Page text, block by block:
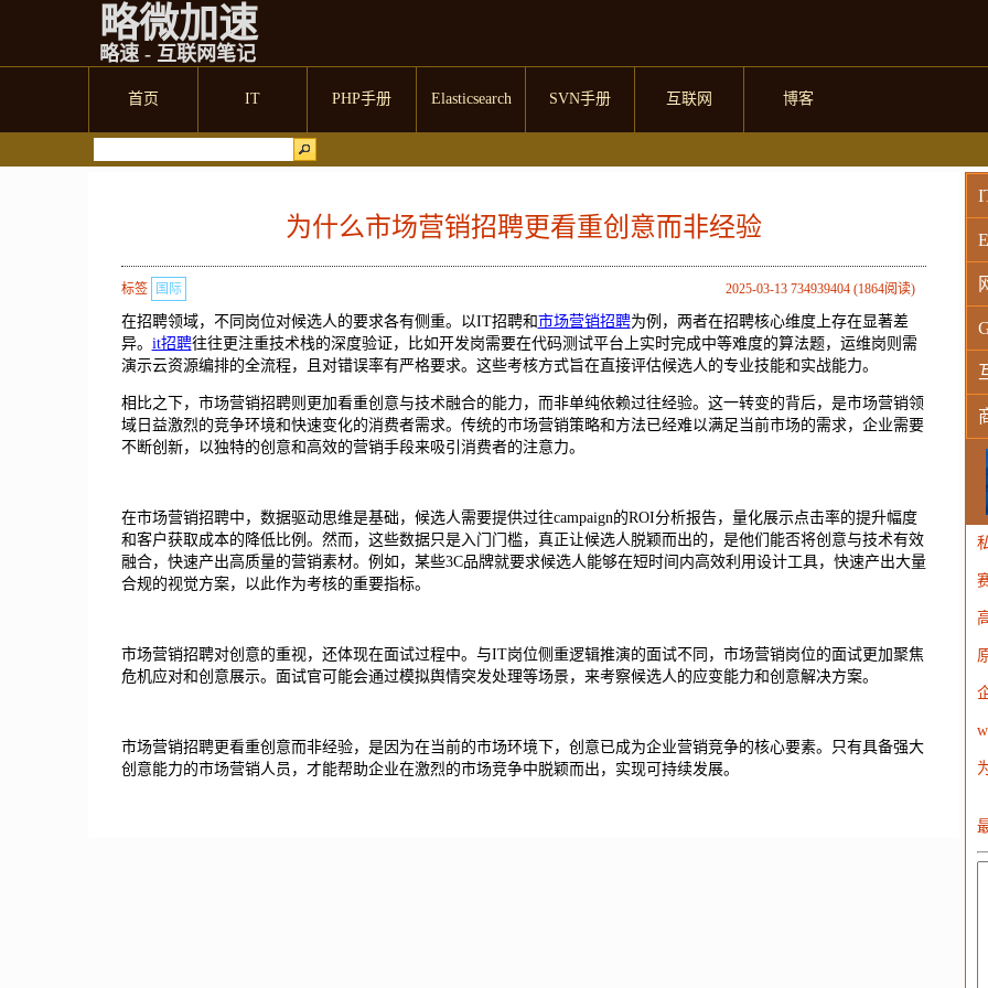
略微加速
略速 - 互联网笔记
首页 IT PHP手册 Elasticsearch SVN手册 互联网 博客
为什么市场营销招聘更看重创意而非经验
2025-03-13 734939404 (1864阅读)
标签 国际
在招聘领域，不同岗位对候选人的要求各有侧重。以IT招聘和市场营销招聘为例，两者在招聘核心维度上存在显著差
异。 it招聘往往更注重技术栈的深度验证，比如开发岗需要在代码测试平台上实时完成中等难度的算法题，运维岗则需
演示云资源编排的全流程，且对错误率有严格要求。这些考核方式旨在直接评估候选人的专业技能和实战能力。
相比之下，市场营销招聘则更加看重创意与技术融合的能力，而非单纯依赖过往经验。这一转变的背后，是市场营销领
域日益激烈的竞争环境和快速变化的消费者需求。传统的市场营销策略和方法已经难以满足当前市场的需求，企业需要
不断创新，以独特的创意和高效的营销手段来吸引消费者的注意力。
在市场营销招聘中，数据驱动思维是基础，候选人需要提供过往campaign的ROI分析报告，量化展示点击率的提升幅度
和客户获取成本的降低比例。然而，这些数据只是入门门槛，真正让候选人脱颖而出的，是他们能否将创意与技术有效
融合，快速产出高质量的营销素材。例如，某些3C品牌就要求候选人能够在短时间内高效利用设计工具，快速产出大量
合规的视觉方案，以此作为考核的重要指标。
市场营销招聘对创意的重视，还体现在面试过程中。与IT岗位侧重逻辑推演的面试不同，市场营销岗位的面试更加聚焦
危机应对和创意展示。面试官可能会通过模拟舆情突发处理等场景，来考察候选人的应变能力和创意解决方案。
市场营销招聘更看重创意而非经验，是因为在当前的市场环境下，创意已成为企业营销竞争的核心要素。只有具备强大
创意能力的市场营销人员，才能帮助企业在激烈的市场竞争中脱颖而出，实现可持续发展。